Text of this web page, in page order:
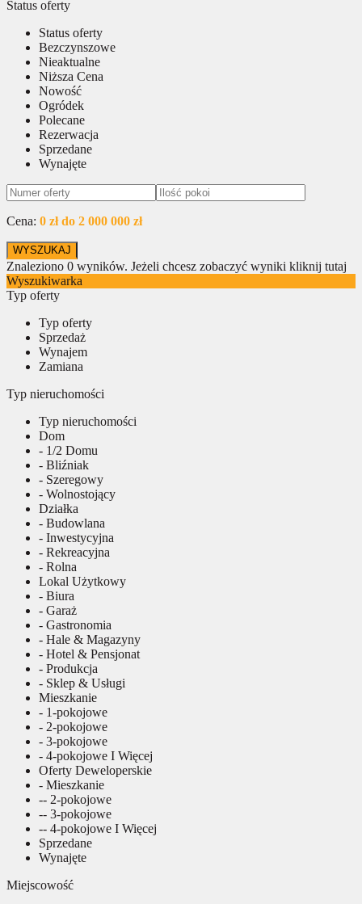
Status oferty
Status oferty
Bezczynszowe
Nieaktualne
Niższa Cena
Nowość
Ogródek
Polecane
Rezerwacja
Sprzedane
Wynajęte
Cena: 0 zł do 2 000 000 zł
Znaleziono 0 wyników. Jeżeli chcesz zobaczyć wyniki kliknij tutaj
Wyszukiwarka
Typ oferty
Typ oferty
Sprzedaż
Wynajem
Zamiana
Typ nieruchomości
Typ nieruchomości
Dom
- 1/2 Domu
- Bliźniak
- Szeregowy
- Wolnostojący
Działka
- Budowlana
- Inwestycyjna
- Rekreacyjna
- Rolna
Lokal Użytkowy
- Biura
- Garaż
- Gastronomia
- Hale & Magazyny
- Hotel & Pensjonat
- Produkcja
- Sklep & Usługi
Mieszkanie
- 1-pokojowe
- 2-pokojowe
- 3-pokojowe
- 4-pokojowe I Więcej
Oferty Deweloperskie
- Mieszkanie
-- 2-pokojowe
-- 3-pokojowe
-- 4-pokojowe I Więcej
Sprzedane
Wynajęte
Miejscowość